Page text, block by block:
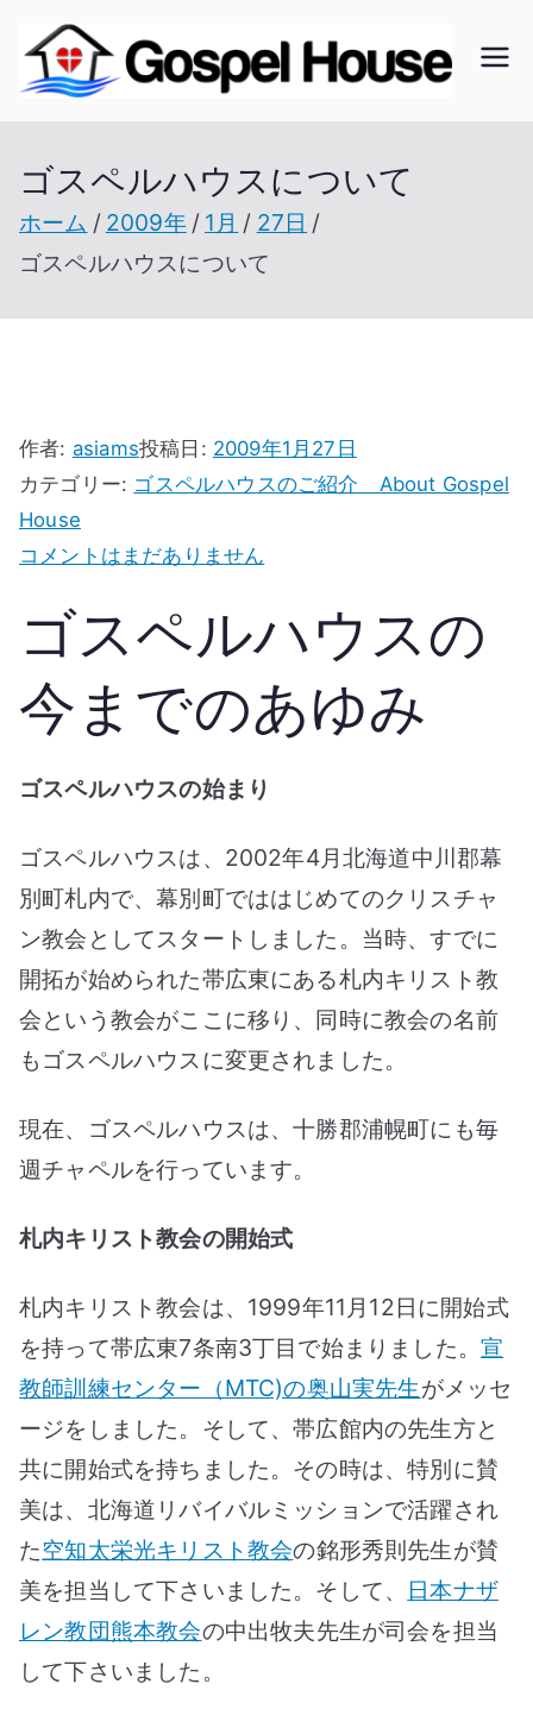
を
ッ
プ
ル
ウ
地で
ゴスペルハウスについて
ホーム 2009年 1月
27日
ゴスペルハウスについて
作者: asiams投稿日: 2009年1月27日
カテゴリー: ゴスペルハウスのご紹介 About Gospel
House
ゴ
ペ
ル
ハ
に
い
て
へ
の
コメントはまだありません
ゴスペルハウスの
今までのあゆみ
ゴスペルハウスの始まり
ゴスペルハウスは、2002年4月北海道中川郡幕
別町札内で、幕別町でははじめてのクリスチャ
ン教会としてスタートしました。当時、すでに
開拓が始められた帯広東にある札内キリスト教
会という教会がここに移り、同時に教会の名前
もゴスペルハウスに変更されました。
現在、ゴスペルハウスは、十勝郡浦幌町にも毎
週チャペルを行っています。
札内キリスト教会の開始式
札内キリスト教会は、1999年11月12日に開始式
を持って帯広東7条南3丁目で始まりました。宣
教師訓練センター（MTC)の奥山実先生がメッセ
ージをしました。そして、帯広館内の先生方と
共に開始式を持ちました。その時は、特別に賛
美は、北海道リバイバルミッションで活躍され
た空知太栄光キリスト教会の銘形秀則先生が賛
美を担当して下さいました。そして、
日本ナザ
レン教団熊本教会の中出牧夫先生が司会を担当
して下さいました。